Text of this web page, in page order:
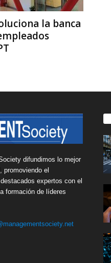
la banca
difundimos lo mejor
promoviendo el
expertos con el
formación de líderes